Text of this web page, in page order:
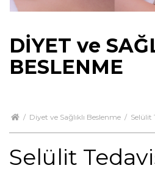
DİYET ve
BESLENME
/ Diyet ve Sağlıklı Beslenme / Selülit
Selülit